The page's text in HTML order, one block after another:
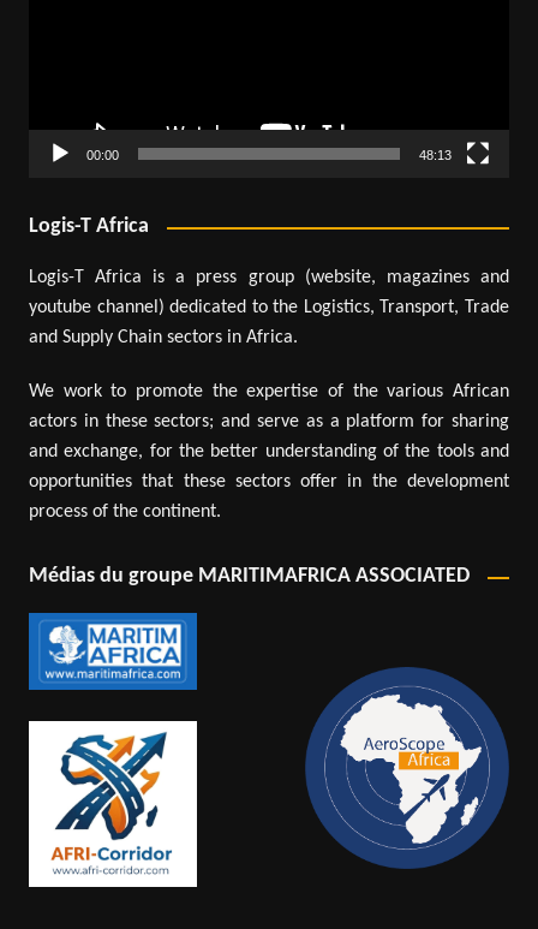
00:00 48:13
Logis-T Africa
Logis-T Africa is a press group (website, magazines and
youtube channel) dedicated to the Logistics, Transport, Trade
and Supply Chain sectors in Africa.
We work to promote the expertise of the various African
actors in these sectors; and serve as a platform for sharing
and exchange, for the better understanding of the tools and
opportunities that these sectors offer in the development
process of the continent.
Médias du groupe MARITIMAFRICA ASSOCIATED